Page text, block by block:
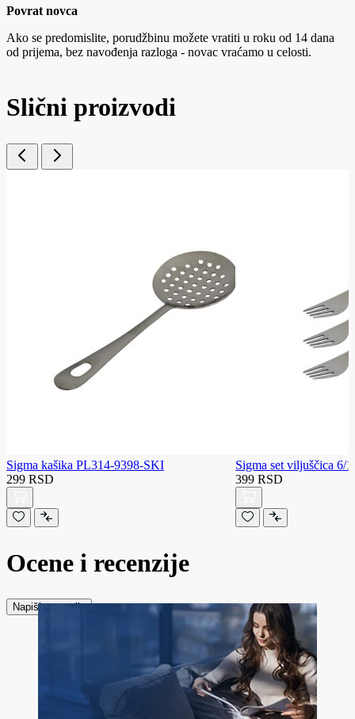
Povrat novca
Ako se predomislite, porudžbinu možete vratiti u roku od 14 dana
od prijema, bez navođenja razloga - novac vraćamo u celosti.
Slični proizvodi
Sigma kašika PL314-9398-SKI
299 RSD
Sigma set viljuščica 6/
399 RSD
Ocene i recenzije
Napiši recenziju